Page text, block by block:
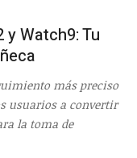
y Watch9: Tu
más preciso
usuarios a convertir
la toma de